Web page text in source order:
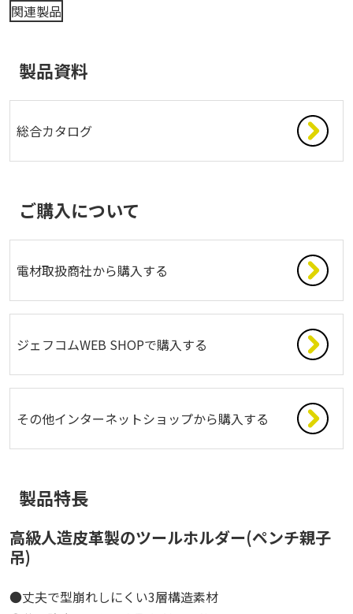
関連製品
製品資料
総合カタログ
ご購入について
電材取扱商社から購入する
ジェフコムWEB SHOPで購入する
その他インターネットショップから購入する
製品特長
高級人造皮革製のツールホルダー(ペンチ親子
吊)
●丈夫で型崩れしにくい3層構造素材